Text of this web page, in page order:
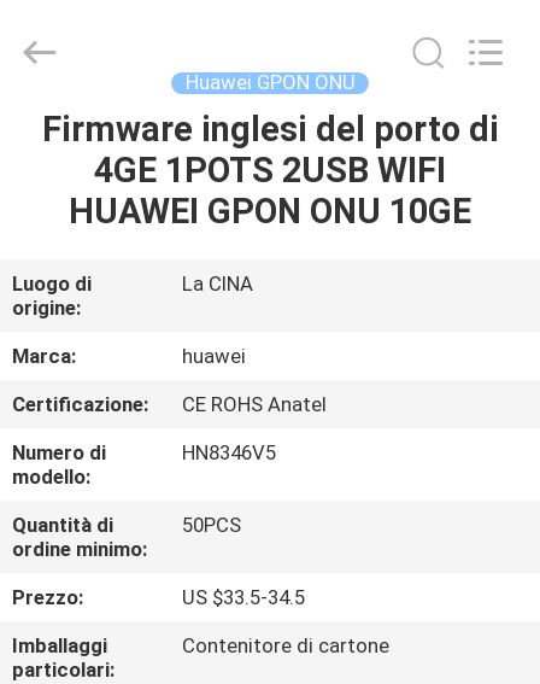
CASA
PRODOTTI
CIRCA
NOI
GIRO
DELLA
FABBRICA
CONTROLLO
DI
QUALITÀ
LIMITED.
Reserved.
Huawei GPON ONU
Firmware inglesi del porto di
4GE 1POTS 2USB WIFI
HUAWEI GPON ONU 10GE
Luogo di
origine:
La CINA
Marca:
huawei
Certificazione:
CE ROHS Anatel
Numero di
modello:
HN8346V5
Quantità di
ordine minimo:
50PCS
Prezzo:
US $33.5-34.5
Imballaggi
particolari:
Contenitore di cartone